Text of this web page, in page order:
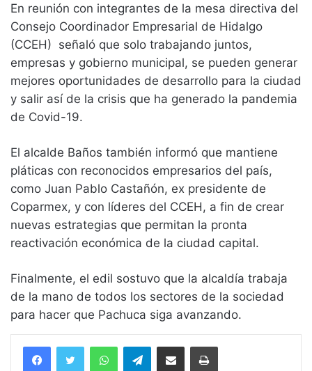
En reunión con integrantes de la mesa directiva del
Consejo Coordinador Empresarial de Hidalgo
(CCEH) señaló que solo trabajando juntos,
empresas y gobierno municipal, se pueden generar
mejores oportunidades de desarrollo para la ciudad
y salir así de la crisis que ha generado la pandemia
de Covid-19.
El alcalde Baños también informó que mantiene
pláticas con reconocidos empresarios del país,
como Juan Pablo Castañón, ex presidente de
Coparmex, y con líderes del CCEH, a fin de crear
nuevas estrategias que permitan la pronta
reactivación económica de la ciudad capital.
Finalmente, el edil sostuvo que la alcaldía trabaja
de la mano de todos los sectores de la sociedad
para hacer que Pachuca siga avanzando.
WhatsAppTelegramCompartir vía email Imprimir